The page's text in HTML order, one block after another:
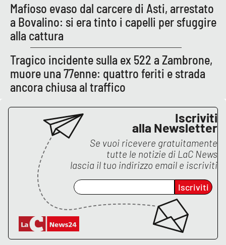
LA
CALABRIAVISIONE
Destinazioni
Eventi
NETWORK
Lacplay.it
Laconair.it
Mafioso evaso dal carcere di Asti, arrestato
a Bovalino: si era tinto i capelli per sfuggire
alla cattura
Tragico incidente sulla ex 522 a Zambrone,
muore una 77enne: quattro feriti e strada
ancora chiusa al traffico
Iscriviti
alla Newsletter
Se vuoi ricevere gratuitamente
tutte le notizie di LaC News
lascia il tuo indirizzo email e iscriviti
Iscriviti